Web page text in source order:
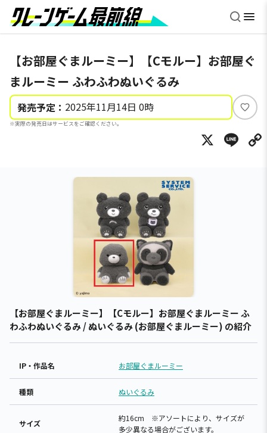
【お部屋ぐまルーミー】【Cモルー】お部屋ぐ
まルーミー ふわふわぬいぐるみ
発売予定： 2025年11月14日 0時
※実際の発売日はサービスをご確認ください。
い
ね
X
【お部屋ぐまルーミー】【Cモルー】お部屋ぐまルーミー ふ
わふわぬいぐるみ / ぬいぐるみ (お部屋ぐまルーミー) の紹介
IP・作品名 お部屋ぐまルーミー
種類 ぬいぐるみ
サイズ
約16cm ※アソートにより、サイズが
多少異なる場合がございます。